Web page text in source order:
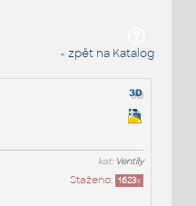
« zpět na Katalog
kat: Ventily
Staženo: 1623x